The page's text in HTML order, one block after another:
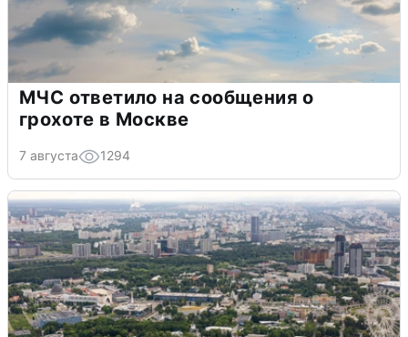
МЧС ответило на сообщения о
грохоте в Москве
7 августа 1294